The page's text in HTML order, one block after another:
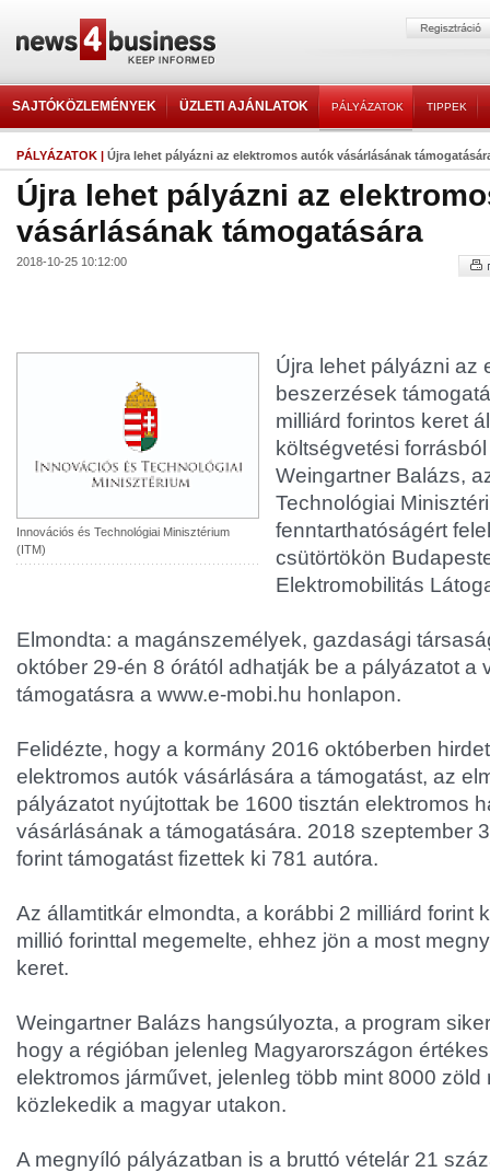
SAJTÓKÖZLEMÉNYEK ÜZLETI AJÁNLATOK PÁLYÁZATOK TIPPEK
PÁLYÁZATOK | Újra lehet pályázni az elektromos autók vásárlásának
Újra lehet pályázni az
vásárlásának támogatására
2018-10-25 10:12:00
Innovációs és Technológiai Minisztérium
(ITM)
Újra lehet pályázni az
beszerzések
milliárd forintos keret
költségvetési
Weingartner Balázs,
Technológiai
fenntarthatóságért
csütörtökön
Elektromobilitás
Elmondta: a magánszemélyek, gazdasági
október 29-én 8 órától adhatják be a pályázatot a
támogatásra a www.e-mobi.hu honlapon.
Felidézte, hogy a kormány 2016 októberben
elektromos autók vásárlására a támogatást, az
pályázatot nyújtottak be 1600 tisztán elektromos
vásárlásának a támogatására. 2018 szeptember
forint támogatást fizettek ki 781 autóra.
Az államtitkár elmondta, a korábbi 2 milliárd forint
millió forinttal megemelte, ehhez jön a most
keret.
Weingartner Balázs hangsúlyozta, a program
hogy a régióban jelenleg Magyarországon
elektromos járművet, jelenleg több mint 8000 zöld
közlekedik a magyar utakon.
A megnyíló pályázatban is a bruttó vételár 21